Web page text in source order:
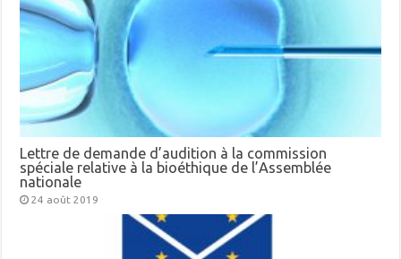
Lettre de demande d’audition à la commission
spéciale relative à la bioéthique de l’Assemblée
nationale
24 août 2019